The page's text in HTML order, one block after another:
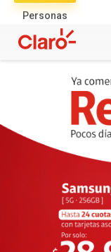
Personas
productos